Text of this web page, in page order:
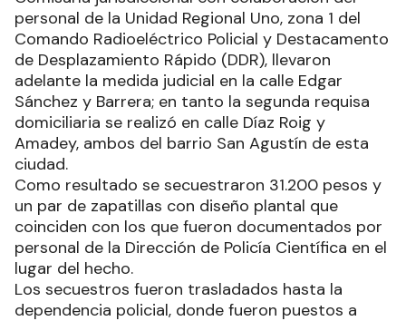
personal de la Unidad Regional Uno, zona 1 del
Comando Radioeléctrico Policial y Destacamento
de Desplazamiento Rápido (DDR), llevaron
adelante la medida judicial en la calle Edgar
Sánchez y Barrera; en tanto la segunda requisa
domiciliaria se realizó en calle Díaz Roig y
Amadey, ambos del barrio San Agustín de esta
ciudad.
Como resultado se secuestraron 31.200 pesos y
un par de zapatillas con diseño plantal que
coinciden con los que fueron documentados por
personal de la Dirección de Policía Científica en el
lugar del hecho.
Los secuestros fueron trasladados hasta la
dependencia policial, donde fueron puestos a